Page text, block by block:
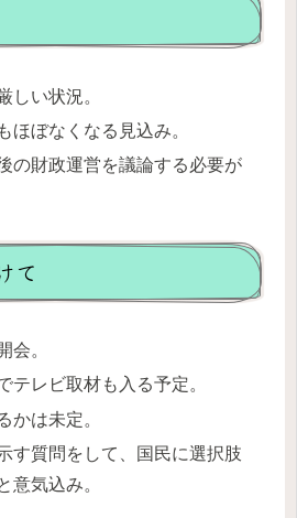
しい状況。
ほぼなくなる見込み。
の財政運営を議論する必要が
て
会。
テレビ取材も入る予定。
かは未定。
す質問をして、国民に選択肢
意気込み。